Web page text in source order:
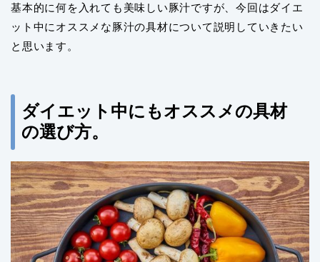
基本的に何を入れても美味しい豚汁ですが、今回はダイエ
ット中にオススメな豚汁の具材について説明していきたい
と思います。
ダイエット中にもオススメの具材
の選び方。